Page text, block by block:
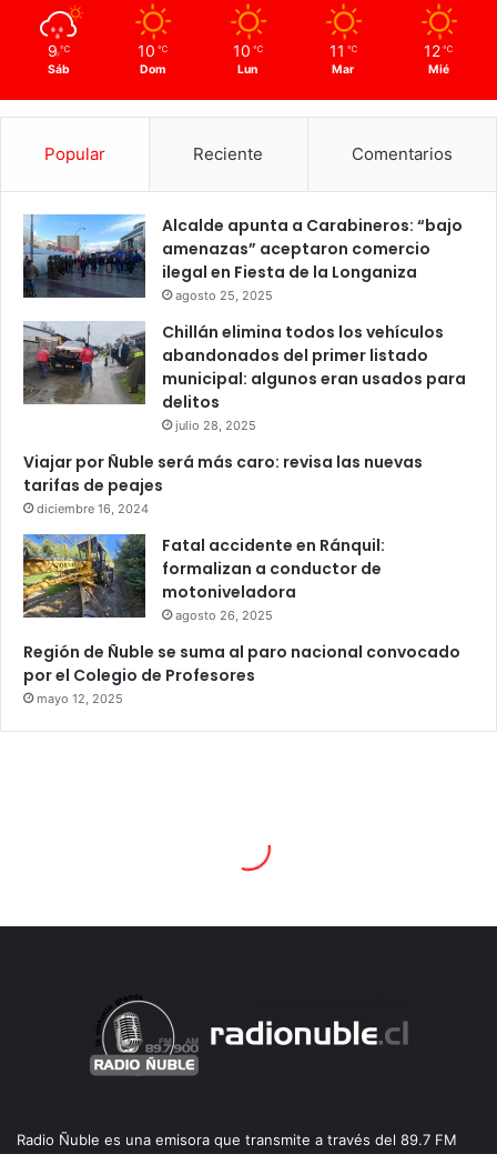
9 ℃
Sáb
10 ℃
Dom
10 ℃
Lun
11 ℃
Mar
12 ℃
Mié
Popular Reciente Comentarios
Alcalde apunta a Carabineros: “bajo
amenazas” aceptaron comercio
ilegal en Fiesta de la Longaniza
agosto 25, 2025
Chillán elimina todos los vehículos
abandonados del primer listado
municipal: algunos eran usados para
delitos
julio 28, 2025
Viajar por Ñuble será más caro: revisa las nuevas
tarifas de peajes
diciembre 16, 2024
Fatal accidente en Ránquil:
formalizan a conductor de
motoniveladora
agosto 26, 2025
Región de Ñuble se suma al paro nacional convocado
por el Colegio de Profesores
mayo 12, 2025
Radio Ñuble es una emisora que transmite a través del 89.7 FM